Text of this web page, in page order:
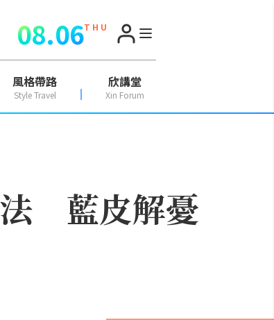
08.06T H U
風格帶路
Style Travel
欣講堂
Xin Forum
法 藍皮解憂